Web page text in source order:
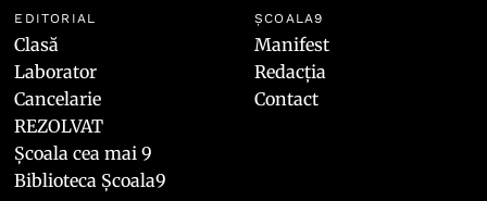
EDITORIAL
Clasă
Laborator
Cancelarie
REZOLVAT
Școala cea mai 9
Biblioteca Școala9
ȘCOALA9
Manifest
Redacția
Contact